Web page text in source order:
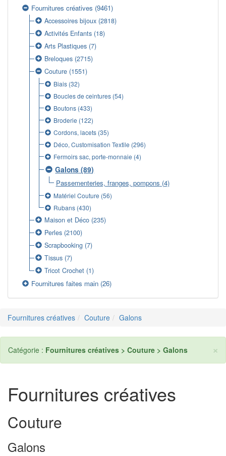
Fournitures créatives (9461)
Accessoires bijoux (2818)
Activités Enfants (18)
Arts Plastiques (7)
Breloques (2715)
Couture (1551)
Biais(32)
Boucles de ceintures(54)
Boutons(433)
Broderie (122)
Cordons, lacets(35)
Déco, Customisation Textile (296)
Fermoirs sac, porte-monnaie (4)
Galons (89)
Passementeries, franges, pompons (4)
Matériel Couture (56)
Rubans(430)
Maison et Déco (235)
Perles (2100)
Scrapbooking (7)
Tissus (7)
Tricot Crochet (1)
Fournitures faites main (26)
Fournitures créatives Couture Galons
×
Catégorie : Fournitures créatives > Couture > Galons
Fournitures créatives
Couture
Galons